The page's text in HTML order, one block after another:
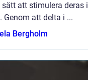
sätt att stimulera
Genom att delta i ...
Bergholm